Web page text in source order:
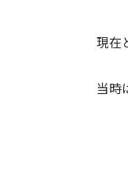
現在
当時